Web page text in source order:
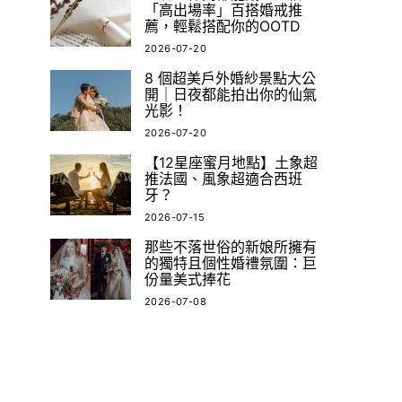
「高出場率」百搭婚戒推
薦，輕鬆搭配你的OOTD
2026-07-20
8 個超美戶外婚紗景點大公
開｜日夜都能拍出你的仙氣
光影！
2026-07-20
【12星座蜜月地點】土象超
推法國、風象超適合西班
牙？
2026-07-15
那些不落世俗的新娘所擁有
的獨特且個性婚禮氛圍：巨
份量美式捧花
2026-07-08